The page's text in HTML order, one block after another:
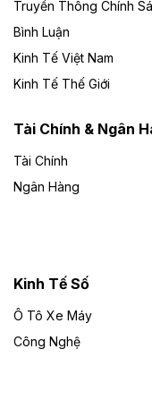
Theo
Đức Long Gia
Lai
Bốn doanh nghiệp
phần Tập đoàn
Gia Lai với tổng
Đồng Nai cho
công nghiệp ở
UBND TP Đồng
đất để đầu tư
Truyền Thông Chính
Bình Luận
Kinh Tế Việt Nam
Kinh Tế Thế Giới
Tài Chính & Ngân
Tài Chính
Ngân Hàng
Kinh Tế Số
Ô Tô Xe Máy
Công Nghệ